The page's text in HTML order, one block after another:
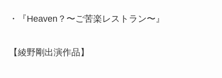
・『Heaven？〜ご苦楽レストラン〜』
【綾野剛出演作品】